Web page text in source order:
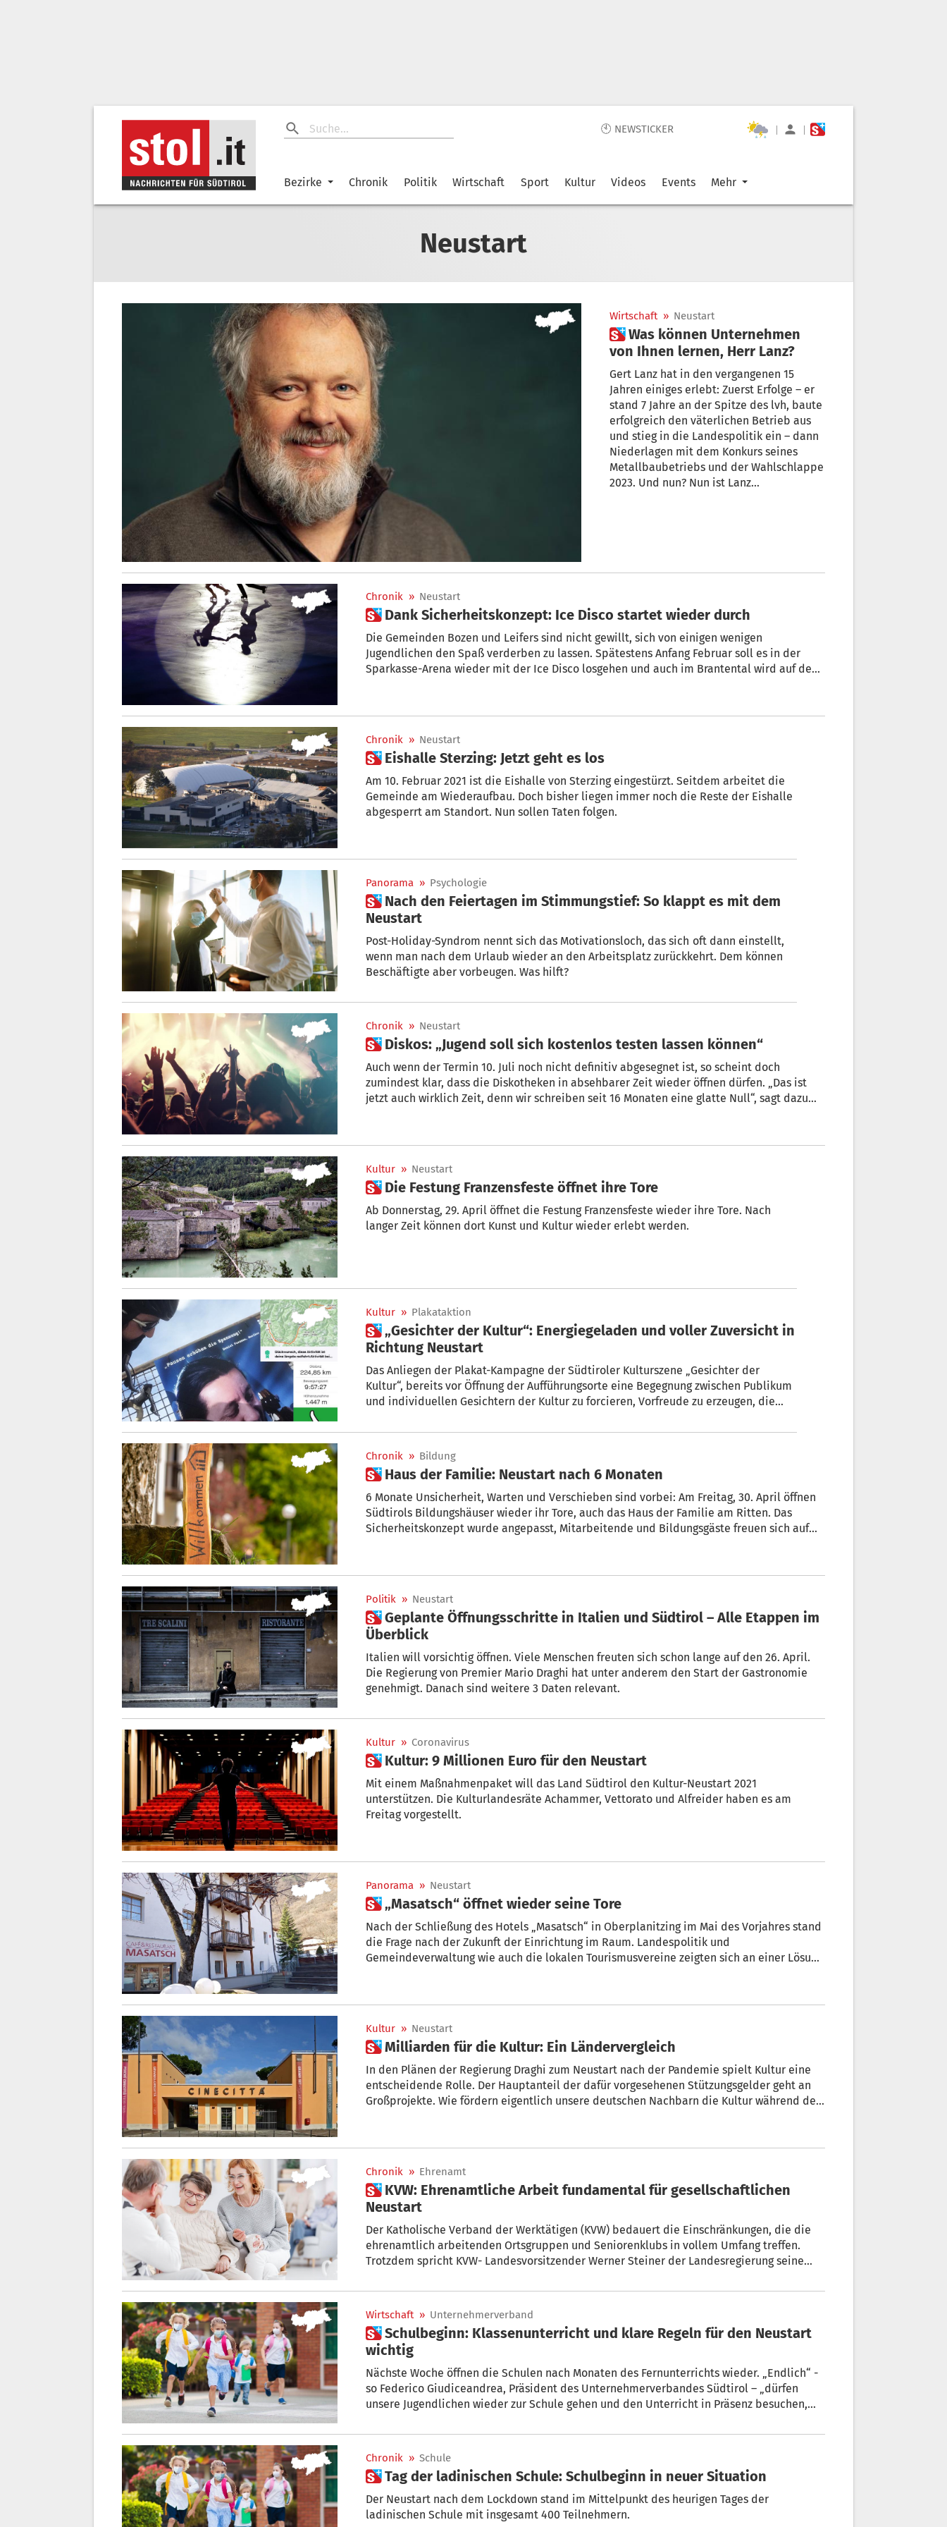
🕙 NEWSTICKER | |
Bezirke Chronik Politik Wirtschaft Sport Kultur Videos Events Mehr
Neustart
Wirtschaft » Neustart
 Was können Unternehmen
von Ihnen lernen, Herr Lanz?
Gert Lanz hat in den vergangenen 15
Jahren einiges erlebt: Zuerst Erfolge – er
stand 7 Jahre an der Spitze des lvh, baute
erfolgreich den väterlichen Betrieb aus
und stieg in die Landespolitik ein – dann
Niederlagen mit dem Konkurs seines
Metallbaubetriebs und der Wahlschlappe
2023. Und nun? Nun ist Lanz
Chronik » Neustart
 Dank Sicherheitskonzept: Ice Disco startet wieder durch
Die Gemeinden Bozen und Leifers sind nicht gewillt, sich von einigen wenigen
Jugendlichen den Spaß verderben zu lassen. Spätestens Anfang Februar soll es in der
Sparkasse-Arena wieder mit der Ice Disco losgehen und auch im Brantental wird auf dem
Chronik » Neustart
 Eishalle Sterzing: Jetzt geht es los
Am 10. Februar 2021 ist die Eishalle von Sterzing eingestürzt. Seitdem arbeitet die
Gemeinde am Wiederaufbau. Doch bisher liegen immer noch die Reste der Eishalle
abgesperrt am Standort. Nun sollen Taten folgen.
Panorama » Psychologie
 Nach den Feiertagen im Stimmungstief: So klappt es mit dem
Neustart
Post-Holiday-Syndrom nennt sich das Motivationsloch, das sich oft dann einstellt,
wenn man nach dem Urlaub wieder an den Arbeitsplatz zurückkehrt. Dem können
Beschäftigte aber vorbeugen. Was hilft?
Chronik » Neustart
 Diskos: „Jugend soll sich kostenlos testen lassen können“
Auch wenn der Termin 10. Juli noch nicht definitiv abgesegnet ist, so scheint doch
zumindest klar, dass die Diskotheken in absehbarer Zeit wieder öffnen dürfen. „Das ist
jetzt auch wirklich Zeit, denn wir schreiben seit 16 Monaten eine glatte Null“, sagt dazu
Kultur » Neustart
 Die Festung Franzensfeste öffnet ihre Tore
Ab Donnerstag, 29. April öffnet die Festung Franzensfeste wieder ihre Tore. Nach
langer Zeit können dort Kunst und Kultur wieder erlebt werden.
Kultur » Plakataktion
 „Gesichter der Kultur“: Energiegeladen und voller Zuversicht in
Richtung Neustart
Das Anliegen der Plakat-Kampagne der Südtiroler Kulturszene „Gesichter der
Kultur“, bereits vor Öffnung der Aufführungsorte eine Begegnung zwischen Publikum
und individuellen Gesichtern der Kultur zu forcieren, Vorfreude zu erzeugen, die
gelungen. STOL zeigt die einzelnen Gesichter und ihre energiegeladenen
Botschaften in einer Bildergalerie.
Chronik » Bildung
 Haus der Familie: Neustart nach 6 Monaten
6 Monate Unsicherheit, Warten und Verschieben sind vorbei: Am Freitag, 30. April öffnen
Südtirols Bildungshäuser wieder ihr Tore, auch das Haus der Familie am Ritten. Das
Sicherheitskonzept wurde angepasst, Mitarbeitende und Bildungsgäste freuen sich auf
Politik » Neustart
 Geplante Öffnungsschritte in Italien und Südtirol – Alle Etappen im
Überblick
Italien will vorsichtig öffnen. Viele Menschen freuten sich schon lange auf den 26. April.
Die Regierung von Premier Mario Draghi hat unter anderem den Start der Gastronomie
genehmigt. Danach sind weitere 3 Daten relevant.
Kultur » Coronavirus
 Kultur: 9 Millionen Euro für den Neustart
Mit einem Maßnahmenpaket will das Land Südtirol den Kultur-Neustart 2021
unterstützen. Die Kulturlandesräte Achammer, Vettorato und Alfreider haben es am
Freitag vorgestellt.
Panorama » Neustart
 „Masatsch“ öffnet wieder seine Tore
Nach der Schließung des Hotels „Masatsch“ in Oberplanitzing im Mai des Vorjahres stand
die Frage nach der Zukunft der Einrichtung im Raum. Landespolitik und
Gemeindeverwaltung wie auch die lokalen Tourismusvereine zeigten sich an einer Lösung
Kultur » Neustart
 Milliarden für die Kultur: Ein Ländervergleich
In den Plänen der Regierung Draghi zum Neustart nach der Pandemie spielt Kultur eine
entscheidende Rolle. Der Hauptanteil der dafür vorgesehenen Stützungsgelder geht an
Großprojekte. Wie fördern eigentlich unsere deutschen Nachbarn die Kultur während der
Chronik » Ehrenamt
 KVW: Ehrenamtliche Arbeit fundamental für gesellschaftlichen
Neustart
Der Katholische Verband der Werktätigen (KVW) bedauert die Einschränkungen, die die
ehrenamtlich arbeitenden Ortsgruppen und Seniorenklubs in vollem Umfang treffen.
Trotzdem spricht KVW- Landesvorsitzender Werner Steiner der Landesregierung seine
einzelnen Ortschaften zu unterstützen.
Wirtschaft » Unternehmerverband
 Schulbeginn: Klassenunterricht und klare Regeln für den Neustart
wichtig
Nächste Woche öffnen die Schulen nach Monaten des Fernunterrichts wieder. „Endlich“ -
so Federico Giudiceandrea, Präsident des Unternehmerverbandes Südtirol – „dürfen
unsere Jugendlichen wieder zur Schule gehen und den Unterricht in Präsenz besuchen,
sich austauschen.“ Wichtig seien nun aber klare Regeln.
Chronik » Schule
 Tag der ladinischen Schule: Schulbeginn in neuer Situation
Der Neustart nach dem Lockdown stand im Mittelpunkt des heurigen Tages der
ladinischen Schule mit insgesamt 400 Teilnehmern.